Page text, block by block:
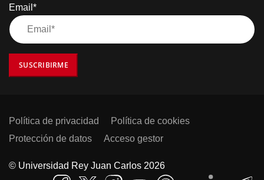
Email*
SUSCRIBIRME
Política de privacidad
Política de cookies
Protección de datos
Acceso gestor
© Universidad Rey Juan Carlos 2026